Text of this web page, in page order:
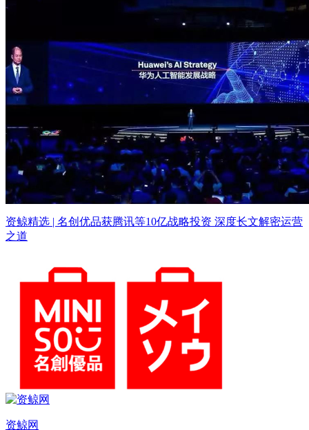
资鲸精选 | 名创优品获腾讯等10亿战略投资 深度长文解密运营
之道
资鲸网